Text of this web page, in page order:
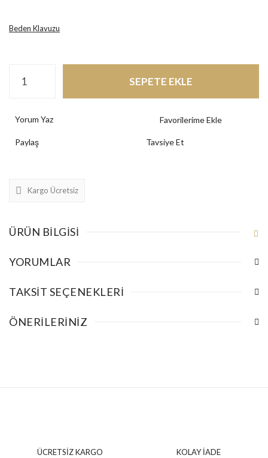
Beden Klavuzu
SEPETE EKLE
Yorum Yaz
Paylaş Tavsiye Et
Kargo Ücretsiz
ÜRÜN BILGISI
YORUMLAR
TAKSIT SEÇENEKLERI
ÖNERILERINIZ
ÜCRETSİZ KARGO
KOLAY İADE